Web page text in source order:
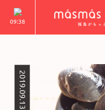
09:38
2019.09.13